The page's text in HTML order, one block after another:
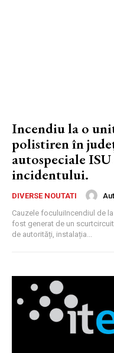
Incendiu la o
polistiren în
autospeciale
incidentului.
DIVERSE NOUTATI
Cauzele foculuiIncendiul de
fost generat de un
de autorități, instalația...